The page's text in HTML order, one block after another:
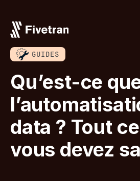
GUIDES
Qu’est-ce
data ? Tout
vous devez